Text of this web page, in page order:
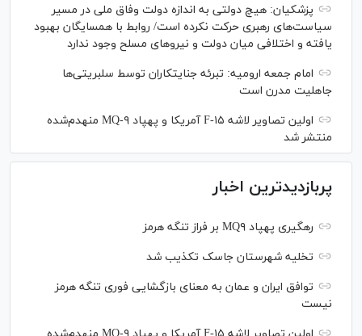
پزشکیان: هیچ دولتی به اندازه دولت وفاق ملی در مسیر
سیاست‌های رهبری حرکت نکرده است/ روابط با همسایگان بهبود
یافته و اختلافی میان دولت و نیروهای مسلح وجود ندارد
امام جمعه ارومیه: تبرئه جنایتکاران توسط سلبریتی‌ها
جاهلیت مدرن است
اولین تصاویر لاشه F-۱۵ آمریکا و پهپاد MQ-۹ منهدم‌شده
منتشر شد
پربازدیدترین اخبار
رهگیری پهپاد MQ۹ بر فراز تنگه هرمز
تخلیه شهرستان جاسک تکذیب شد
توافق ایران و عمان به معنای بازگشایی فوری تنگه هرمز
نیست